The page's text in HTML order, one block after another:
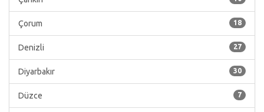
18
Çorum
27
Denizli
30
Diyarbakır
7
Düzce